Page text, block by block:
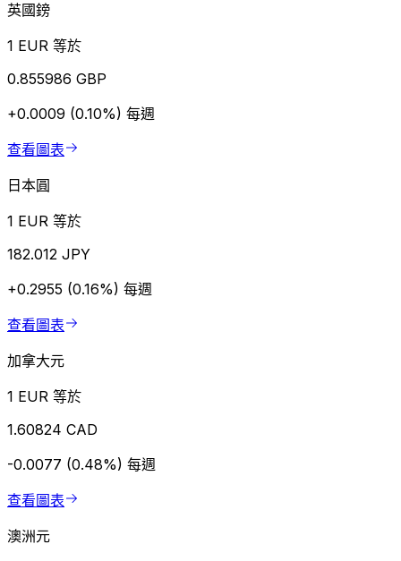
英國鎊
1 EUR 等於
0.855986 GBP
+0.0009 (0.10%) 每週
查看圖表
日本圓
1 EUR 等於
182.012 JPY
+0.2955 (0.16%) 每週
查看圖表
加拿大元
1 EUR 等於
1.60824 CAD
-0.0077 (0.48%) 每週
查看圖表
澳洲元